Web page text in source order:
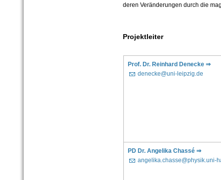
deren Veränderungen durch die
Projektleiter
Prof. Dr. Reinhard Denecke ⇒
denecke@uni-leipzig.de
PD Dr. Angelika Chassé ⇒
angelika.chasse@physik.uni-